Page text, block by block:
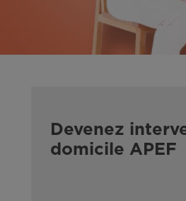
Devenez
domicile APEF